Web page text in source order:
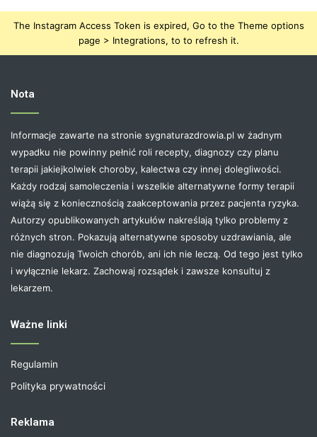
The Instagram Access Token is expired, Go to the Theme options
page > Integrations, to to refresh it.
Nota
Informacje zawarte na stronie sygnaturazdrowia.pl w żadnym
wypadku nie powinny pełnić roli recepty, diagnozy czy planu
terapii jakiejkolwiek choroby, kalectwa czy innej dolegliwości.
Każdy rodzaj samoleczenia i wszelkie alternatywne formy terapii
wiążą się z koniecznością zaakceptowania przez pacjenta ryzyka.
Autorzy opublikowanych artykułów nakreślają tylko problemy z
różnych stron. Pokazują alternatywne sposoby uzdrawiania, ale
nie diagnozują Twoich chorób, ani ich nie leczą. Od tego jest tylko
i wyłącznie lekarz. Zachowaj rozsądek i zawsze konsultuj z
lekarzem.
Ważne linki
Regulamin
Polityka prywatności
Reklama